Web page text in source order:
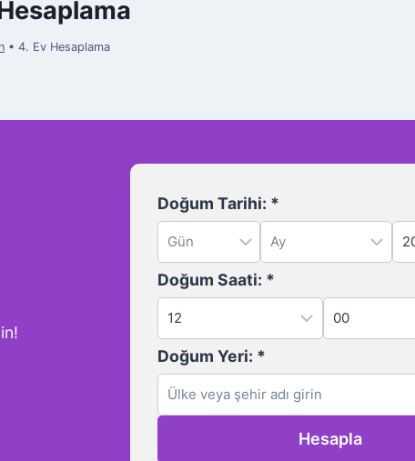
• 4. Ev Hesaplama
Doğum Tarihi: *
Doğum Saati: *
Doğum Yeri: *
Hesapla